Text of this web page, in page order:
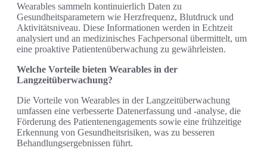
Wearables sammeln kontinuierlich Daten zu
Gesundheitsparametern wie Herzfrequenz, Blutdruck und
Aktivitätsniveau. Diese Informationen werden in Echtzeit
analysiert und an medizinisches Fachpersonal übermittelt, um
eine proaktive Patientenüberwachung zu gewährleisten.
Welche Vorteile bieten Wearables in der
Langzeitüberwachung?
Die Vorteile von Wearables in der Langzeitüberwachung
umfassen eine verbesserte Datenerfassung und -analyse, die
Förderung des Patientenengagements sowie eine frühzeitige
Erkennung von Gesundheitsrisiken, was zu besseren
Behandlungsergebnissen führt.